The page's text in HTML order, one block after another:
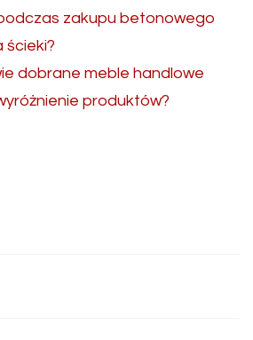
zakupu betonowego
ścieki?
dobrane meble handlowe
produktów?